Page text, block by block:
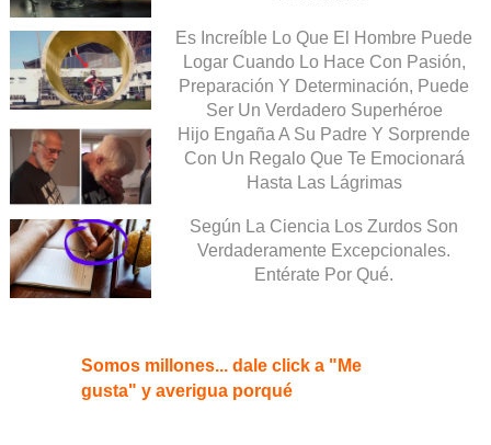
Es Increíble Lo Que El Hombre Puede
Logar Cuando Lo Hace Con Pasión,
Preparación Y Determinación, Puede
Ser Un Verdadero Superhéroe
Hijo Engaña A Su Padre Y Sorprende
Con Un Regalo Que Te Emocionará
Hasta Las Lágrimas
Según La Ciencia Los Zurdos Son
Verdaderamente Excepcionales.
Entérate Por Qué.
Somos millones... dale click a "Me
gusta" y averigua porqué